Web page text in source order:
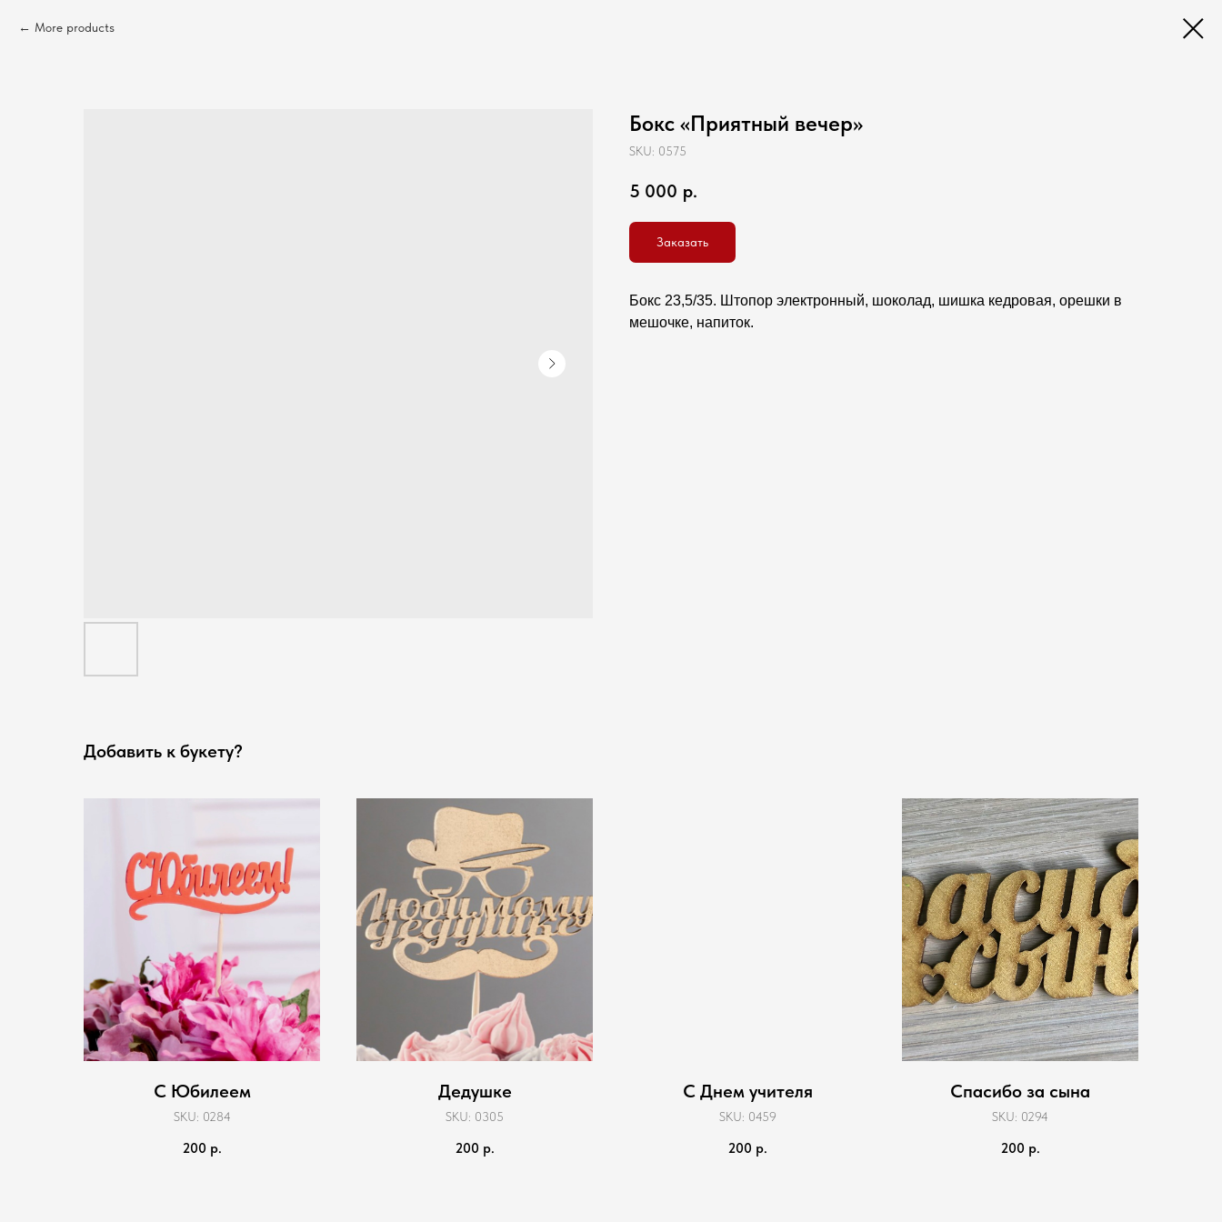
More products
Бокс «Приятный вечер»
SKU: 0575
5 000 р.
Заказать
Бокс 23,5/35. Штопор электронный, шоколад, шишка кедровая, орешки в
мешочке, напиток.
Добавить к букету?
С Юбилеем
SKU: 0284
200 р.
Дедушке
SKU: 0305
200 р.
С Днем учителя
SKU: 0459
200 р.
Спасибо за сына
SKU: 0294
200 р.